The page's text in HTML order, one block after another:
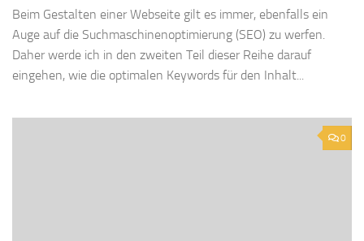
Beim Gestalten einer Webseite gilt es immer, ebenfalls ein
Auge auf die Suchmaschinenoptimierung (SEO) zu werfen.
Daher werde ich in den zweiten Teil dieser Reihe darauf
eingehen, wie die optimalen Keywords für den Inhalt...
0